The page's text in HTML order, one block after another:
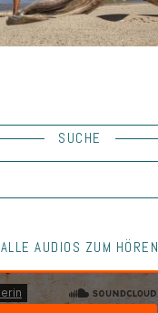
SUCHE
ALLE AUDIOS ZUM HÖREN